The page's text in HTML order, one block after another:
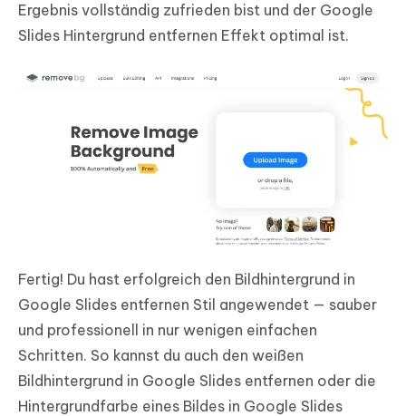
Ergebnis vollständig zufrieden bist und der Google
Slides Hintergrund entfernen Effekt optimal ist.
Fertig! Du hast erfolgreich den Bildhintergrund in
Google Slides entfernen Stil angewendet — sauber
und professionell in nur wenigen einfachen
Schritten. So kannst du auch den weißen
Bildhintergrund in Google Slides entfernen oder die
Hintergrundfarbe eines Bildes in Google Slides